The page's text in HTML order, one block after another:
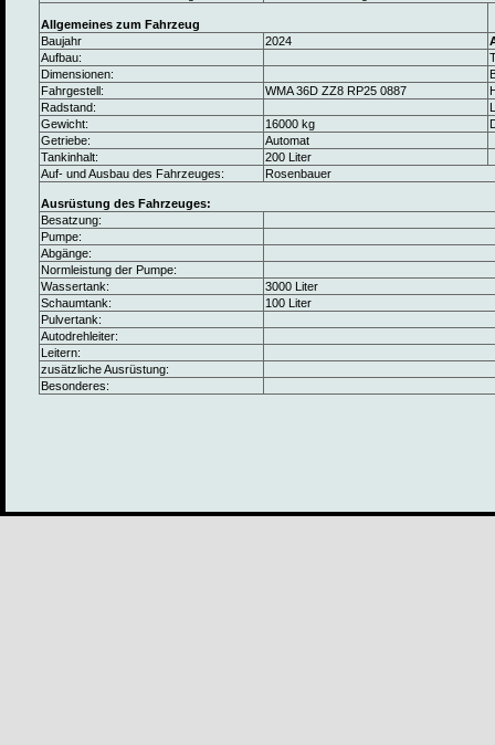
Allgemeines zum Fahrzeug
Baujahr
2024
Aufbau:
Dimensionen:
Fahrgestell:
WMA 36D ZZ8 RP25 0887
Radstand:
Gewicht:
16000 kg
Getriebe:
Automat
Tankinhalt:
200 Liter
Auf- und Ausbau des Fahrzeuges:
Rosenbauer
Ausrüstung des Fahrzeuges:
Besatzung:
Pumpe:
Abgänge:
Normleistung der Pumpe:
Wassertank:
3000 Liter
Schaumtank:
100 Liter
Pulvertank:
Autodrehleiter:
Leitern:
zusätzliche Ausrüstung:
Besonderes: